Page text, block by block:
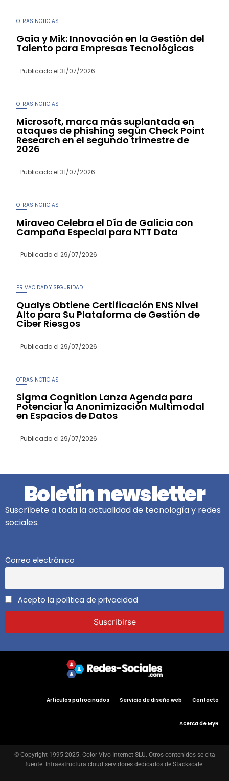
OTRAS NOTICIAS
Gaia y Mik: Innovación en la Gestión del
Talento para Empresas Tecnológicas
Publicado el 31/07/2026
OTRAS NOTICIAS
Microsoft, marca más suplantada en
ataques de phishing según Check Point
Research en el segundo trimestre de
2026
Publicado el 31/07/2026
OTRAS NOTICIAS
Miraveo Celebra el Día de Galicia con
Campaña Especial para NTT Data
Publicado el 29/07/2026
PRIVACIDAD Y SEGURIDAD
Qualys Obtiene Certificación ENS Nivel
Alto para Su Plataforma de Gestión de
Ciber Riesgos
Publicado el 29/07/2026
OTRAS NOTICIAS
Sigma Cognition Lanza Agenda para
Potenciar la Anonimización Multimodal
en Espacios de Datos
Publicado el 29/07/2026
Boletín newsletter
Suscríbete a toda la actualidad de tecnología y redes
sociales.
Correo electrónico
Acepto la política de privacidad
Artículos patrocinados Servicio de diseño web Contacto
Acerca de MyR
© Copyright 1995-2025. Color Vivo Internet SLU. Otros contenidos se cita
fuente. Infraestructura cloud servidores dedicados de Stackscale.